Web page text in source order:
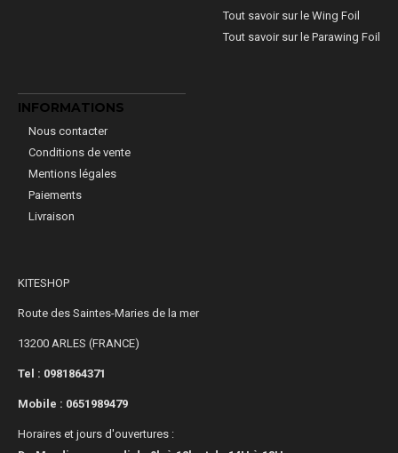
Tout savoir sur le Wing Foil
Tout savoir sur le Parawing Foil
INFORMATIONS
Nous contacter
Conditions de vente
Mentions légales
Paiements
Livraison
KITESHOP
Route des Saintes-Maries de la mer
13200 ARLES (FRANCE)
Tel : 0981864371
Mobile : 0651989479
Horaires et jours d'ouvertures :